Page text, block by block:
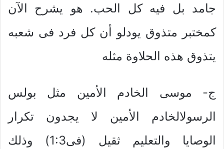
جامد بل فيه كل الحب. هو يشرح الآن
كمختبر متذوق يودلو أن كل فرد فى شعبه
يتذوق هذه الحلاوة مثله
ج- موسى الخادم الأمين مثل بولس
الرسولالخادم الأمين لا يجدون تكرار
الوصايا والتعليم ثقيل (فى1:3) وذلك